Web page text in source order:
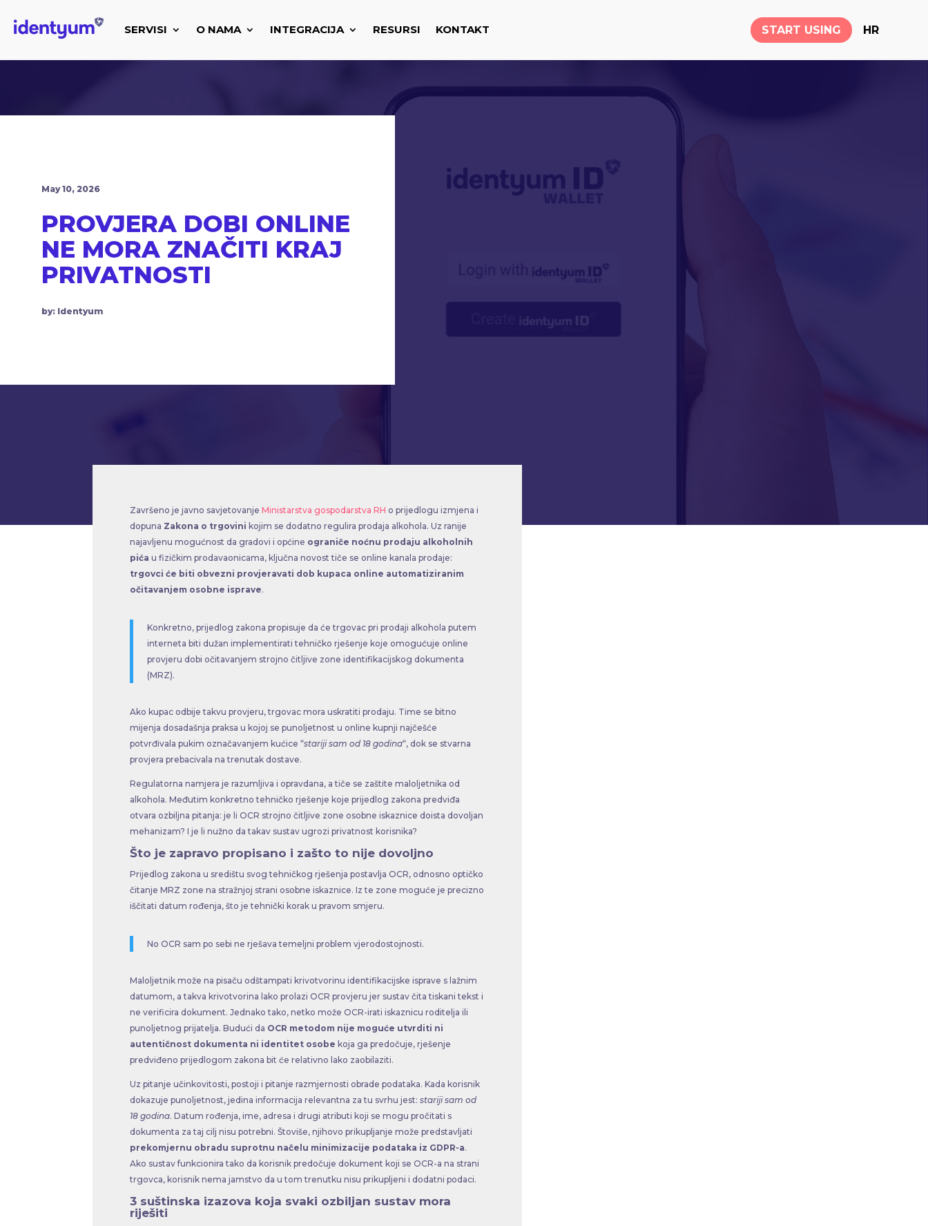
SERVISI O NAMA INTEGRACIJA RESURSI KONTAKT START USING HR
May 10, 2026
PROVJERA DOBI ONLINE
NE MORA ZNAČITI KRAJ
PRIVATNOSTI
by: Identyum
Završeno je javno savjetovanjeMinistarstva gospodarstva RH o prijedlogu izmjena i
dopuna Zakona o trgovini kojim se dodatno regulira prodaja alkohola. Uz ranije
najavljenu mogućnost da gradovi i općine ograniče noćnu prodaju alkoholnih
pića u fizičkim prodavaonicama, ključna novost tiče se online kanala prodaje:
trgovci će biti obvezni provjeravati dob kupaca online automatiziranim
očitavanjem osobne isprave.
Konkretno, prijedlog zakona propisuje da će trgovac pri prodaji alkohola putem
interneta biti dužan implementirati tehničko rješenje koje omogućuje online
provjeru dobi očitavanjem strojno čitljive zone identifikacijskog dokumenta
(MRZ).
Ako kupac odbije takvu provjeru, trgovac mora uskratiti prodaju. Time se bitno
mijenja dosadašnja praksa u kojoj se punoljetnost u online kupnji najčešće
potvrđivala pukim označavanjem kućice “stariji sam od 18 godina“, dok se stvarna
provjera prebacivala na trenutak dostave.
Regulatorna namjera je razumljiva i opravdana, a tiče se zaštite maloljetnika od
alkohola. Međutim konkretno tehničko rješenje koje prijedlog zakona predviđa
otvara ozbiljna pitanja: je li OCR strojno čitljive zone osobne iskaznice doista dovoljan
mehanizam? I je li nužno da takav sustav ugrozi privatnost korisnika?
Što je zapravo propisano i zašto to nije dovoljno
Prijedlog zakona u središtu svog tehničkog rješenja postavlja OCR, odnosno optičko
čitanje MRZ zone na stražnjoj strani osobne iskaznice. Iz te zone moguće je precizno
iščitati datum rođenja, što je tehnički korak u pravom smjeru.
No OCR sam po sebi ne rješava temeljni problem vjerodostojnosti.
Maloljetnik može na pisaču odštampati krivotvorinu identifikacijske isprave s lažnim
datumom, a takva krivotvorina lako prolazi OCR provjeru jer sustav čita tiskani tekst i
ne verificira dokument. Jednako tako, netko može OCR-irati iskaznicu roditelja ili
punoljetnog prijatelja. Budući da OCR metodom nije moguće utvrditi ni
autentičnost dokumenta ni identitet osobe koja ga predočuje, rješenje
predviđeno prijedlogom zakona bit će relativno lako zaobilaziti.
Uz pitanje učinkovitosti, postoji i pitanje razmjernosti obrade podataka. Kada korisnik
dokazuje punoljetnost, jedina informacija relevantna za tu svrhu jest:stariji sam od
18 godina. Datum rođenja, ime, adresa i drugi atributi koji se mogu pročitati s
dokumenta za taj cilj nisu potrebni. Štoviše, njihovo prikupljanje može predstavljati
prekomjernu obradu suprotnu načelu minimizacije podataka iz GDPR-a.
Ako sustav funkcionira tako da korisnik predočuje dokument koji se OCR-a na strani
trgovca, korisnik nema jamstvo da u tom trenutku nisu prikupljeni i dodatni podaci.
3 suštinska izazova koja svaki ozbiljan sustav mora
riješiti